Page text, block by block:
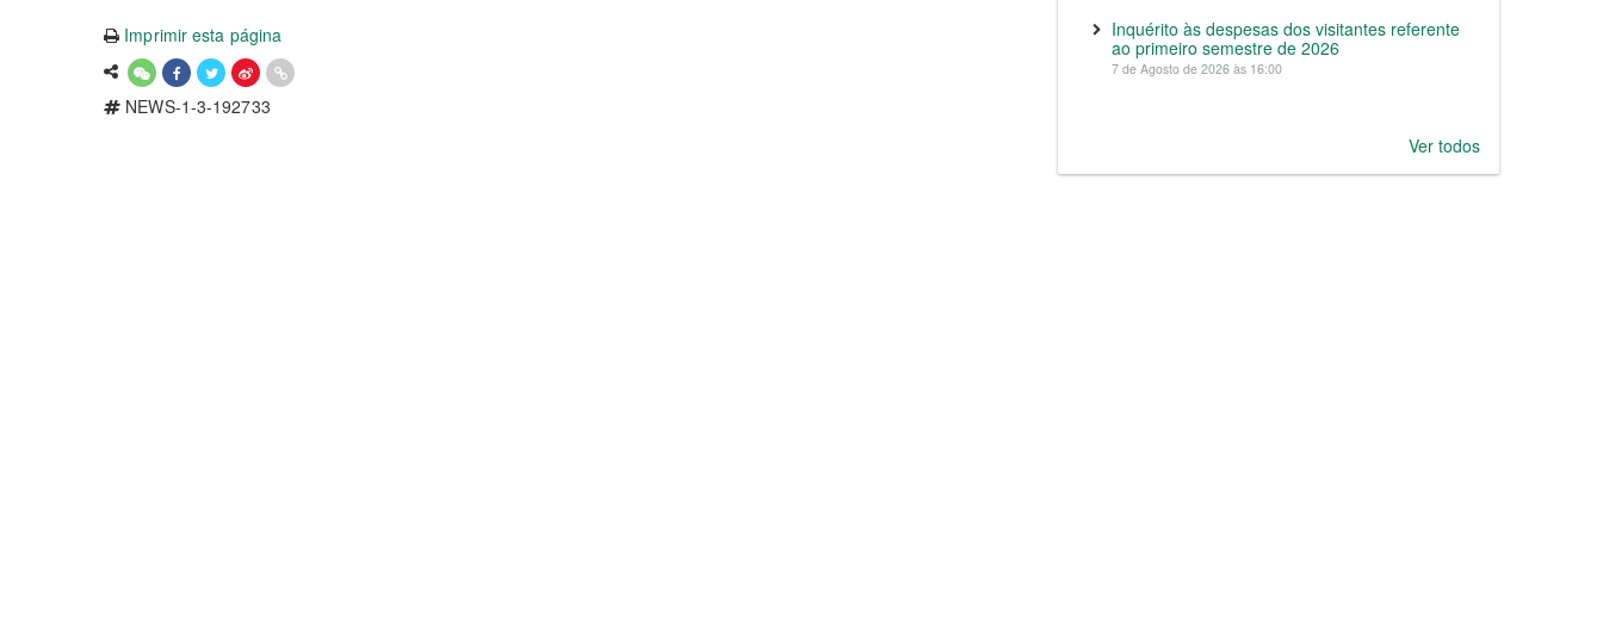
Imprimir esta página
NEWS-1-3-192733
Inquérito às despesas dos visitantes referente
ao primeiro semestre de 2026
7 de Agosto de 2026 às 16:00
Ver todos